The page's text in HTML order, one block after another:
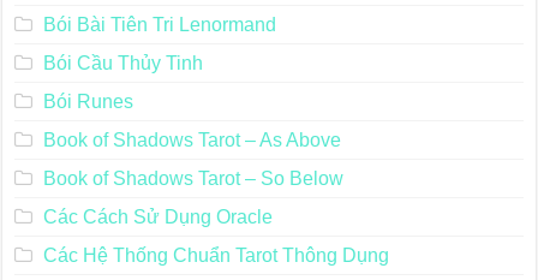
Bói Bài Tiên Tri Lenormand
Bói Cầu Thủy Tinh
Bói Runes
Book of Shadows Tarot – As Above
Book of Shadows Tarot – So Below
Các Cách Sử Dụng Oracle
Các Hệ Thống Chuẩn Tarot Thông Dụng